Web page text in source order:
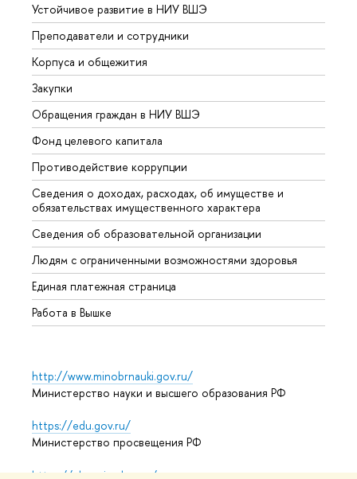
Устойчивое развитие в НИУ ВШЭ
Преподаватели и сотрудники
Корпуса и общежития
Закупки
Обращения граждан в НИУ ВШЭ
Фонд целевого капитала
Противодействие коррупции
Сведения о доходах, расходах, об имуществе и
обязательствах имущественного характера
Сведения об образовательной организации
Людям с ограниченными возможностями здоровья
Единая платежная страница
Работа в Вышке
http://www.minobrnauki.gov.ru/
Министерство науки и высшего образования РФ
https://edu.gov.ru/
Министерство просвещения РФ
https://elearning.hse.ru/mooc